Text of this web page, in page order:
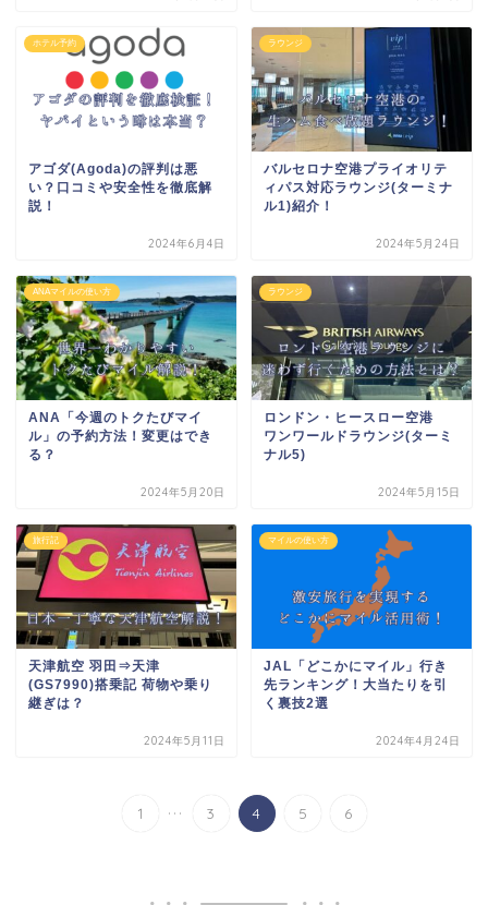
ホテル予約
アゴダ(Agoda)の評判は悪
い？口コミや安全性を徹底解
説！
2024年6月4日
ラウンジ
バルセロナ空港プライオリテ
ィパス対応ラウンジ(ターミナ
ル1)紹介！
2024年5月24日
ANAマイルの使い方
ANA「今週のトクたびマイ
ル」の予約方法！変更はでき
る？
2024年5月20日
ラウンジ
ロンドン・ヒースロー空港
ワンワールドラウンジ(ターミ
ナル5)
2024年5月15日
旅行記
天津航空 羽田⇒天津
(GS7990)搭乗記 荷物や乗り
継ぎは？
2024年5月11日
マイルの使い方
JAL「どこかにマイル」行き
先ランキング！大当たりを引
く裏技2選
2024年4月24日
1 ... 3 4 5 6